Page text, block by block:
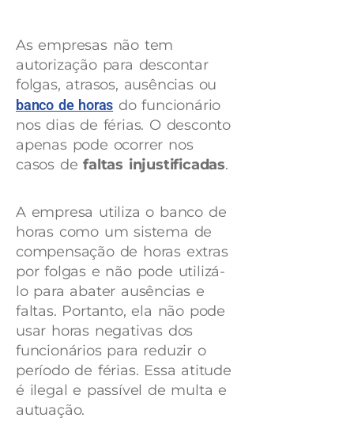
As empresas não tem
autorização para descontar
folgas, atrasos, ausências ou
banco de horas do funcionário
nos dias de férias. O desconto
apenas pode ocorrer nos
casos defaltas injustificadas.
A empresa utiliza o banco de
horas como um sistema de
compensação de horas extras
por folgas e não pode utilizá-
lo para abater ausências e
faltas. Portanto, ela não pode
usar horas negativas dos
funcionários para reduzir o
período de férias. Essa atitude
é ilegal e passível de multa e
autuação.